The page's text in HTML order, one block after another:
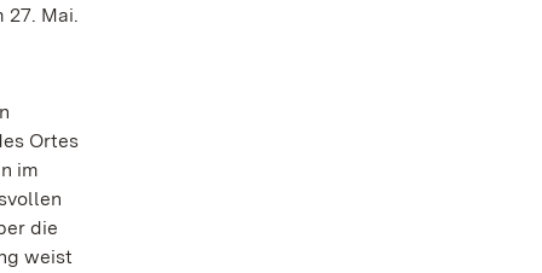
27. Mai.
Ortes
im
die
weist